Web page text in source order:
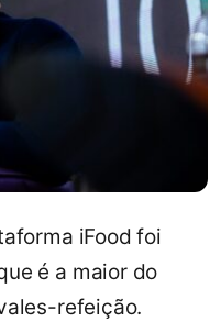
iFood foi
é a maior do
refeição.